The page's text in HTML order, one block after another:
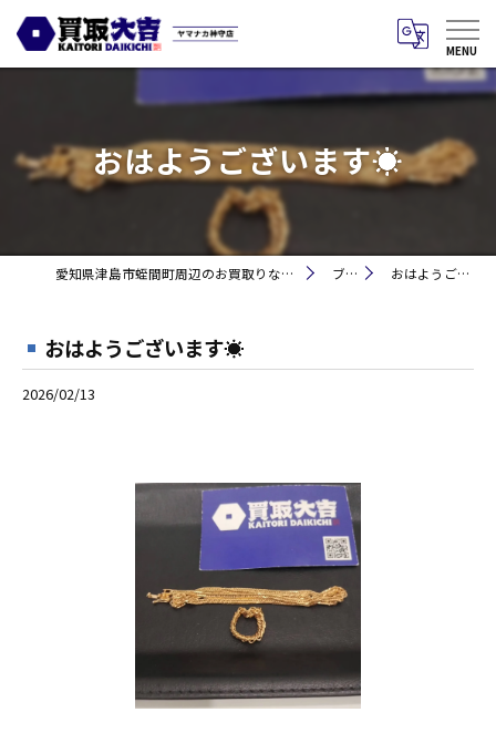
おはようございます☀
愛知県津島市蛭間町周辺のお買取りなら買取大吉 ヤマナカ神守店 ブログ おはようございます☀
おはようございます☀
2026/02/13